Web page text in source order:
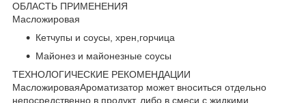
ОБЛАСТЬ ПРИМЕНЕНИЯ
Масложировая
Кетчупы и соусы, хрен,горчица
Майонез и майонезные соусы
ТЕХНОЛОГИЧЕСКИЕ РЕКОМЕНДАЦИИ
МасложироваяАроматизатор может вноситься отдельно
непосредственно в продукт, либо в смеси с жидкими